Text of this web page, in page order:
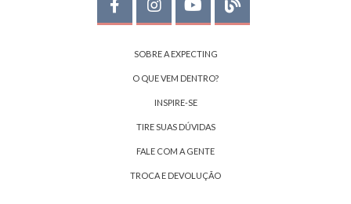
SOBRE A EXPECTING
O QUE VEM DENTRO?
INSPIRE-SE
TIRE SUAS DÚVIDAS
FALE COM A GENTE
TROCA E DEVOLUÇÃO